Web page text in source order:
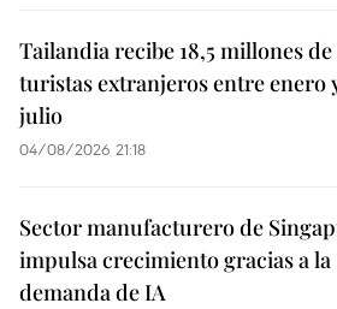
Tailandia recibe 18,5 millones de
turistas extranjeros entre enero
julio
04/08/2026 21:18
Sector manufacturero de
impulsa crecimiento gracias a la
demanda de IA